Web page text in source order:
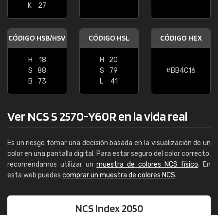
K
27
CÓDIGO HSB/HSV
H
18
S
88
B
73
CÓDIGO HSL
H
20
S
79
L
41
CÓDIGO HEX
#BB4C16
Ver NCS S 2570-Y60R en la vida real
Es un riesgo tomar una decisión basada en la visualización de un
color en una pantalla digital. Para estar seguro del color correcto,
recomendamos utilizar unmuestra de colores NCS físico. En
esta web puedes comprar un muestra de colores NCS.
NCS Index 2050